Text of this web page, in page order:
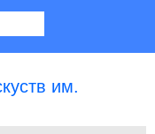
им.